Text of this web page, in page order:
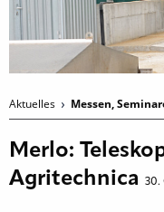
Aktuelles Messen,
Merlo:
Agritechnica
30.